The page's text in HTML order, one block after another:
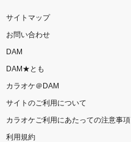
サイトマップ
お問い合わせ
DAM
DAM★とも
カラオケ＠DAM
サイトのご利用について
カラオケご利用にあたっての注意事項
利用規約